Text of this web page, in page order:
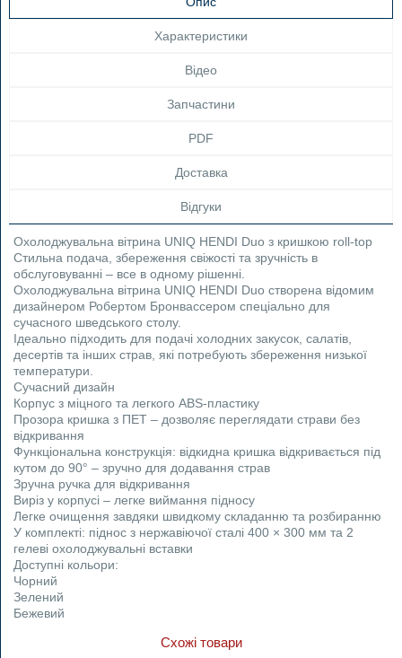
Характеристики
Відео
Запчастини
PDF
Доставка
Відгуки
Охолоджувальна вітрина UNIQ HENDI Duo з кришкою roll-top
Стильна подача, збереження свіжості та зручність в
обслуговуванні – все в одному рішенні.
Охолоджувальна вітрина UNIQ HENDI Duo створена відомим
дизайнером Робертом Бронвассером спеціально для
сучасного шведського столу.
Ідеально підходить для подачі холодних закусок, салатів,
десертів та інших страв, які потребують збереження низької
температури.
Сучасний дизайн
Корпус з міцного та легкого ABS-пластику
Прозора кришка з ПЕТ – дозволяє переглядати страви без
відкривання
Функціональна конструкція: відкидна кришка відкривається під
кутом до 90° – зручно для додавання страв
Зручна ручка для відкривання
Виріз у корпусі – легке виймання підносу
Легке очищення завдяки швидкому складанню та розбиранню
У комплекті: піднос з нержавіючої сталі 400 × 300 мм та 2
гелеві охолоджувальні вставки
Доступні кольори:
Чорний
Зелений
Бежевий
Схожі товари